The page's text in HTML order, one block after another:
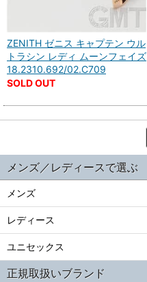
ZENITH ゼニス キャプテン ウル
トラシン レディ ムーンフェイズ
18.2310.692/02.C709
SOLD OUT
メンズ／レディースで選ぶ
メンズ
レディース
ユニセックス
正規取扱いブランド